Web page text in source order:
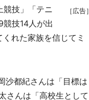
［広告］
技」「テニ
技14人が出
れた家族を信じてミ
沙都紀さんは「目標は
さんは「高校生として